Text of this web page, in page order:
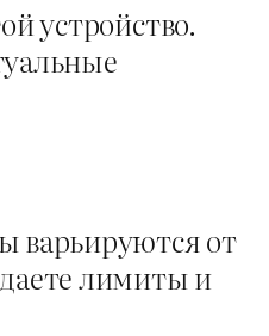
устройство.
варьируются от
лимиты и